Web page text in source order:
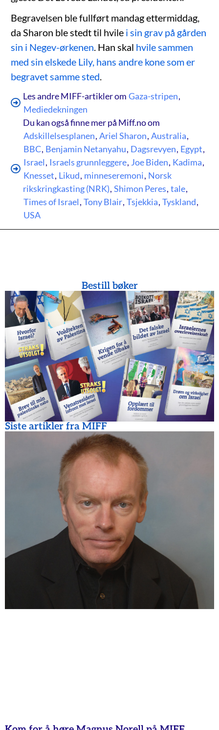
Begravelsen ble fullført mandag ettermiddag,
da Sharon ble stedt til hvile i sin grav på gården
sin i Negev-ørkenen . Han skal hvile sammen
med sin elskede Lily, hans andre kone som er
begravet samme sted
Les andre MIFF-artikler om Gaza-stripen,
Mediedekningen
Du kan også finne mer på Miff.no om
Adskillelsesplanen, Ariel Sharon, Australia,
BBC, Benjamin Netanyahu, Dagsrevyen, Egypt,
Israel, Israels grunnleggere, Joe Biden, Kadima,
Knesset, Likud, minneseremoni, Norsk
rikskringkasting (NRK), Shimon Peres, tale,
Times of Israel, Tony Blair, Tsjekkia, Tyskland,
USA
Bestill bøker
Siste artikler fra MIFF